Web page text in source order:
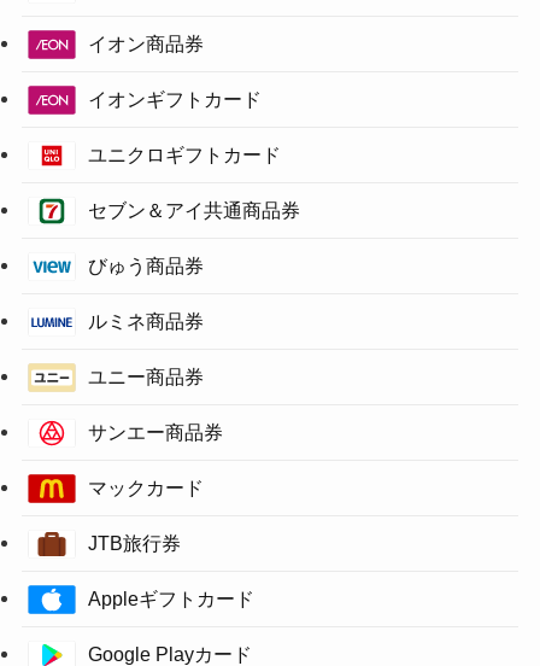
イオン商品券
イオンギフトカード
ユニクロギフトカード
セブン＆アイ共通商品券
びゅう商品券
ルミネ商品券
ユニー商品券
サンエー商品券
マックカード
JTB旅行券
Appleギフトカード
Google Playカード